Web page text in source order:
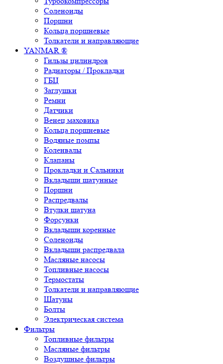
Соленоиды
Поршни
Кольца поршневые
Толкатели и направляющие
YANMAR ®
Гильзы цилиндров
Радиаторы / Прокладки
ГБЦ
Заглушки
Ремни
Датчики
Венец маховика
Кольца поршневые
Водяные помпы
Коленвалы
Клапаны
Прокладки и Сальники
Вкладыши шатунные
Поршни
Распредвалы
Втулки шатуна
Форсунки
Вкладыши коренные
Соленоиды
Вкладыши распредвала
Масляные насосы
Топливные насосы
Термостаты
Толкатели и направляющие
Шатуны
Болты
Электрическая система
Фильтры
Топливные фильтры
Масляные фильтры
Воздушные фильтры